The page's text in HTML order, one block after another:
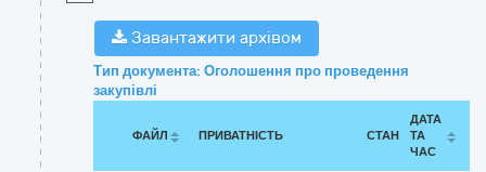
Завантажити архівом
Тип документа: Оголошення про проведення
закупівлі
ФАЙЛ ПРИВАТНІСТЬ СТАН
ДАТА
ТА
ЧАС